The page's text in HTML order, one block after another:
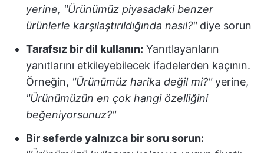
yerine, "Ürünümüz piyasadaki benzer
ürünlerle karşılaştırıldığında nasıl?"diye sorun
Tarafsız bir dil kullanın: Yanıtlayanların
yanıtlarını etkileyebilecek ifadelerden kaçının.
Örneğin, "Ürünümüz harika değil mi?"yerine,
"Ürünümüzün en çok hangi özelliğini
beğeniyorsunuz?"
Bir seferde yalnızca bir soru sorun: